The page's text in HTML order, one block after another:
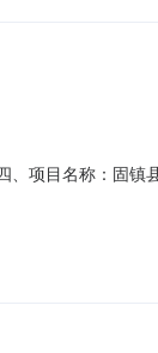
项目名称：固镇
价（元）：92.00规